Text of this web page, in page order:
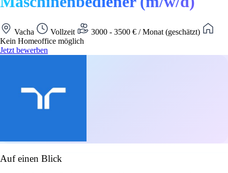
Vacha Vollzeit
3000 - 3500 € / Monat (geschätzt)
Kein Homeoffice möglich
Jetzt bewerben
Auf einen Blick